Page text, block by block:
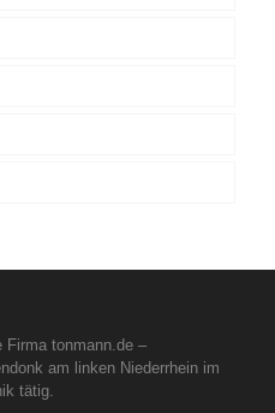
Firma tonmann.de –
am linken Niederrhein im
tätig.